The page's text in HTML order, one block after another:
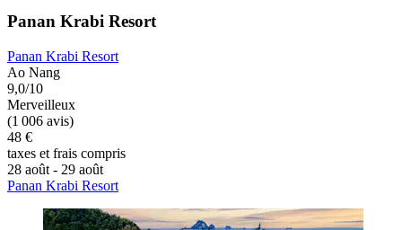
Panan Krabi Resort
Panan Krabi Resort
Ao Nang
9,0/10
Merveilleux
(1 006 avis)
48 €
taxes et frais compris
28 août - 29 août
Panan Krabi Resort